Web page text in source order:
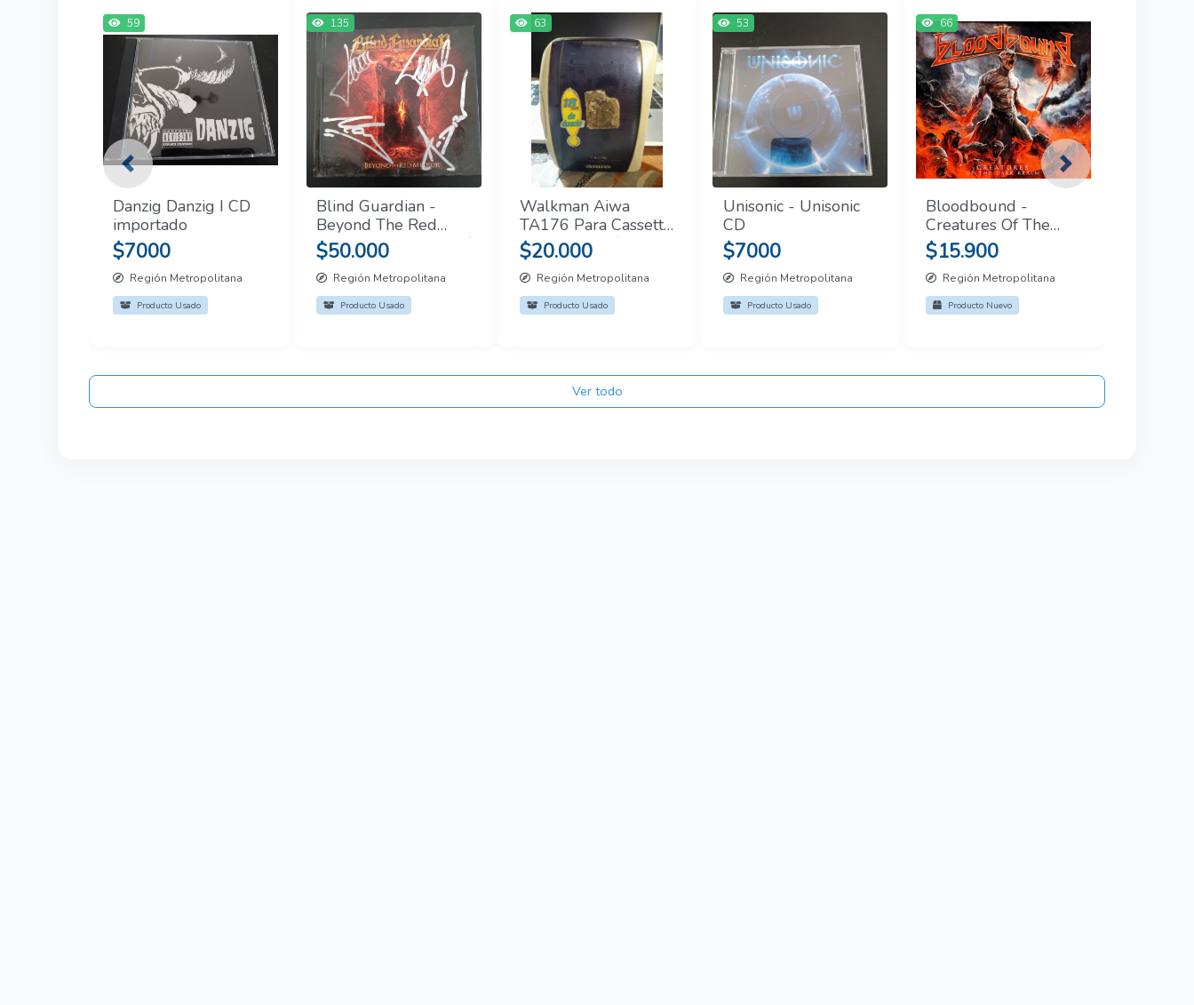
59
Danzig Danzig I CD
importado
$7000
Región Metropolitana
Producto Usado
135
Blind Guardian -
Beyond The Red
Mirror - Cd Firmado /
Autografiado
$50.000
Región Metropolitana
Producto Usado
63
Walkman Aiwa
TA176 Para Cassette
Sintoniza Am/fm
Original
$20.000
Región Metropolitana
Producto Usado
53
Unisonic - Unisonic
CD
$7000
Región Metropolitana
Producto Usado
66
Bloodbound -
Creatures Of The
Dark CD + DVD
$15.900
Región Metropolitana
Producto Nuevo
Previous Next
Ver todo